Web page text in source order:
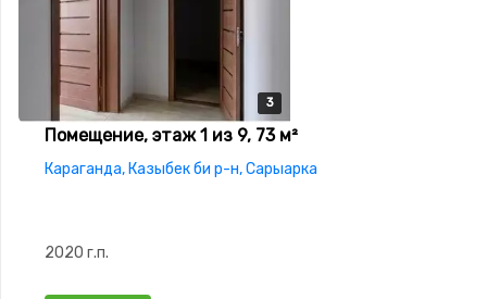
3
3
3
Помещение, этаж 1 из 9, 73 м²
Караганда, Казыбек би р-н, Сарыарка
2020 г.п.